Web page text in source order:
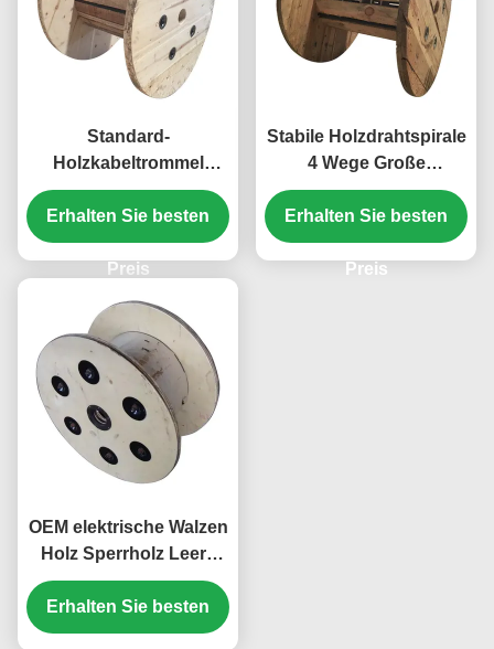
Standard-
Holzkabeltrommel
Elektrodraht Holzspulen
Starke Tragfähigkeit
Erhalten Sie besten
Preis
Stabile Holzdrahtspirale
4 Wege Große
Holzkabelspirale
Langlebig
Erhalten Sie besten
Preis
OEM elektrische Walzen
Holz Sperrholz Leere
Holzkabelspulen
Erhalten Sie besten